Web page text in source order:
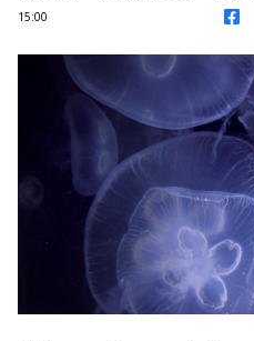
15:00